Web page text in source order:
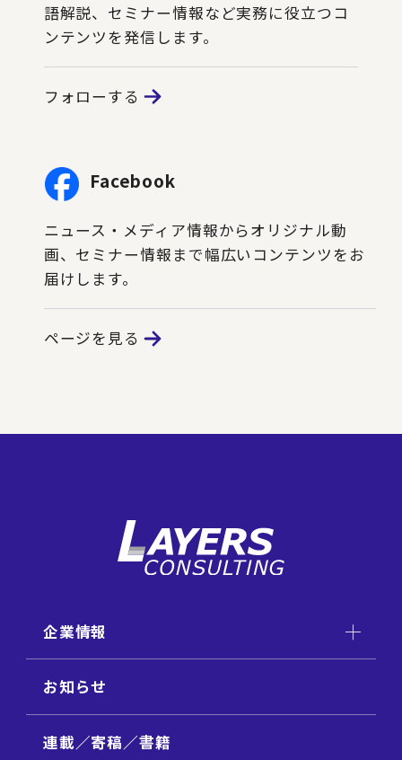
語解説、セミナー情報など実務に役立つコ
ンテンツを発信します。
フォローする
Facebook
ニュース・メディア情報からオリジナル動
画、セミナー情報まで幅広いコンテンツをお
届けします。
ページを見る
企業情報
お知らせ
連載／寄稿／書籍